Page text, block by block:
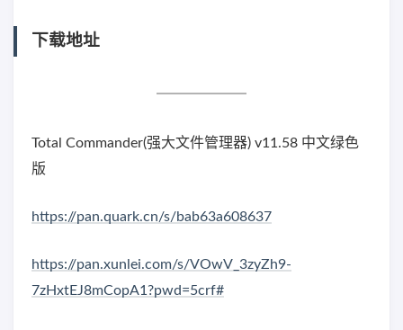
下载地址
Total Commander(强大文件管理器) v11.58 中文绿色
版
https://pan.quark.cn/s/bab63a608637
https://pan.xunlei.com/s/VOwV_3zyZh9-
7zHxtEJ8mCopA1?pwd=5crf#